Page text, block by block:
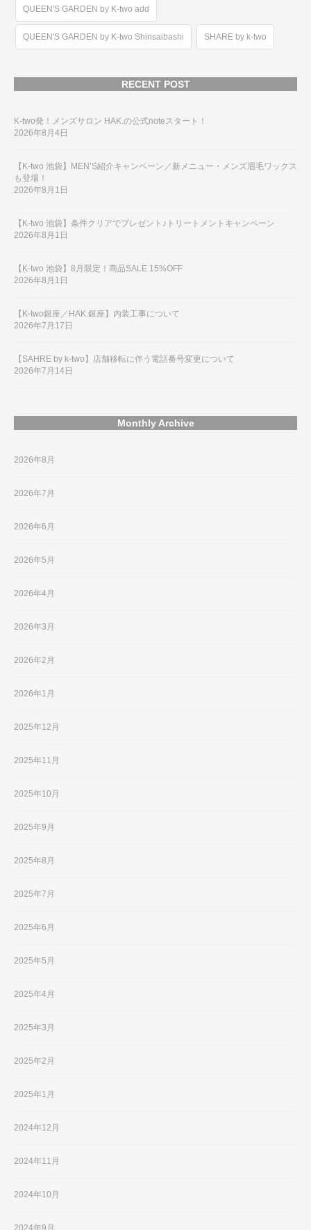
QUEEN'S GARDEN by K-two add
QUEEN'S GARDEN by K-two Shinsaibashi SHARE by k-two
RECENT POST
K-two発！メンズサロン HAK.の公式noteスタート！
2026年8月4日
【K-two 池袋】MEN’S紹介キャンペーン／新メニュー・メンズ眉毛ワックス
も登場！
2026年8月1日
【K-two 池袋】条件クリアでプレゼント♪トリートメントキャンペーン
2026年8月1日
【K-two 池袋】8月限定！商品SALE 15%OFF
2026年8月1日
【K-two銀座／HAK.銀座】内装工事について
2026年7月17日
【SAHRE by k-two】店舗移転に伴う電話番号変更について
2026年7月14日
Monthly Archive
2026年8月
2026年7月
2026年6月
2026年5月
2026年4月
2026年3月
2026年2月
2026年1月
2025年12月
2025年11月
2025年10月
2025年9月
2025年8月
2025年7月
2025年6月
2025年5月
2025年4月
2025年3月
2025年2月
2025年1月
2024年12月
2024年11月
2024年10月
2024年9月